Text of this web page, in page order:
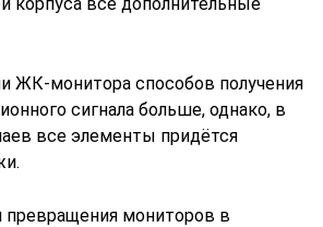
ЖК-монитора способов получения
сигнала больше, однако, в
все элементы придётся
мониторов в